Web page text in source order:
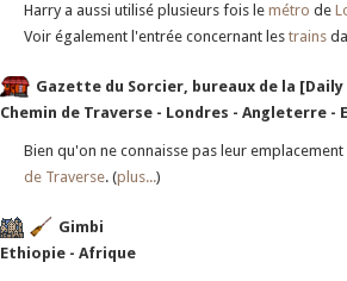
Harry a aussi utilisé plusieurs fois le métro de
Voir également l'entrée concernant les trains
Gazette du Sorcier, bureaux de la
Chemin de Traverse - Londres - Angleterre -
Bien qu'on ne connaisse pas leur
de Traverse. (plus...)
Gimbi
Ethiopie - Afrique